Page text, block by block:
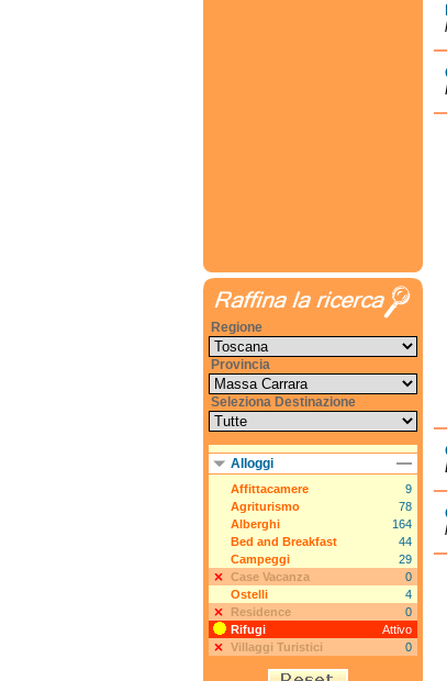
Regione
Provincia
Seleziona Destinazione
Alloggi
Affittacamere
9
Agriturismo
78
Alberghi
164
Bed and Breakfast
44
Campeggi
29
Case Vacanza
0
Ostelli
4
Residence
0
Rifugi
Attivo
Villaggi Turistici
0